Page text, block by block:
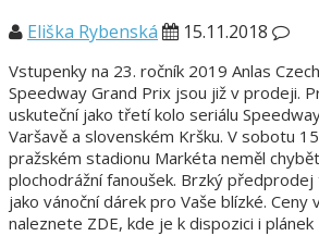
Eliška Rybenská 15.11.2018
Vstupenky na 23. ročník 2019 Anlas
Speedway Grand Prix jsou již v prodeji.
uskuteční jako třetí kolo seriálu
Varšavě a slovenském Kršku. V sobotu
pražském stadionu Markéta neměl
plochodrážní fanoušek. Brzký
jako vánoční dárek pro Vaše blízké. Ceny
naleznete ZDE, kde je k dispozici i plánek